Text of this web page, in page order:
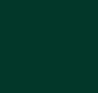
de Google Play